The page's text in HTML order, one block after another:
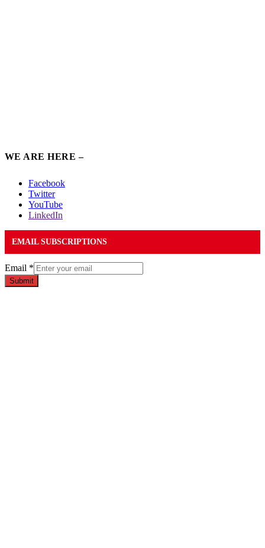
WE ARE HERE –
Facebook
Twitter
YouTube
LinkedIn
EMAIL SUBSCRIPTIONS
Email *
Submit